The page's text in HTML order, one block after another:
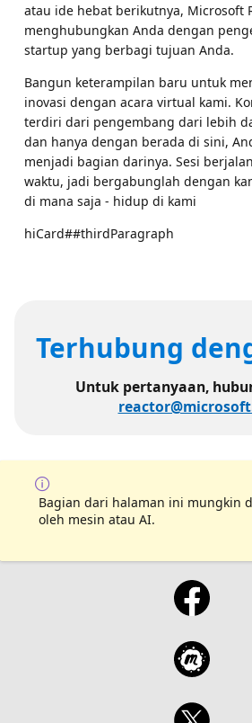
atau ide hebat berikutnya, Microsoft
menghubungkan Anda dengan
startup yang berbagi tujuan Anda.
Bangun keterampilan baru untuk
inovasi dengan acara virtual kami.
terdiri dari pengembang dari lebih
dan hanya dengan berada di sini,
menjadi bagian darinya. Sesi
waktu, jadi bergabunglah dengan
di mana saja - hidup di kami
hiCard##thirdParagraph
Terhubung
Untuk pertanyaan,
Bagian dari halaman ini mungkin
oleh mesin atau AI.